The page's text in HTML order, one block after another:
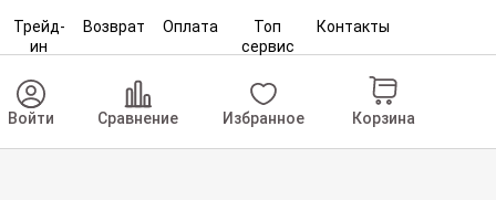
Трейд-
ин
Возврат Оплата
Топ
сервис
Контакты
Войти Сравнение Избранное Корзина